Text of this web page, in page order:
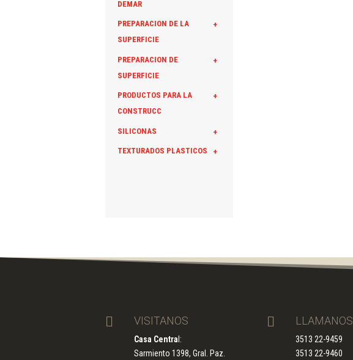
DEMAR
+
PREPARACION DE LA
SUPERFICIE
+
PREPARACION DE
SUPERFICIE
+
PRODUCTOS PARA LA
CONSTRUCC
+
SILICONAS
+
TEXTURADOS PLASTICOS
 VISITANOS
Casa Centra l:
Sarmiento 1398, Gral. Paz.
 LLAMANOS
3513 22-9459
3513 22-9460